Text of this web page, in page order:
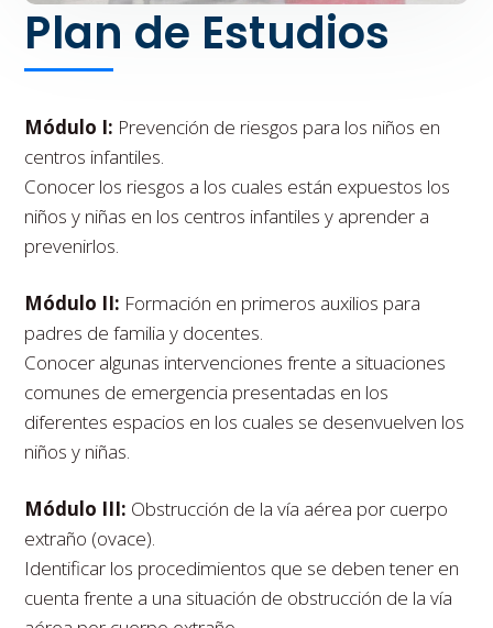
Plan de Estudios
Módulo I: Prevención de riesgos para los niños en
centros infantiles.
Conocer los riesgos a los cuales están expuestos los
niños y niñas en los centros infantiles y aprender a
prevenirlos.
Módulo II: Formación en primeros auxilios para
padres de familia y docentes.
Conocer algunas intervenciones frente a situaciones
comunes de emergencia presentadas en los
diferentes espacios en los cuales se desenvuelven los
niños y niñas.
Módulo III: Obstrucción de la vía aérea por cuerpo
extraño (ovace).
Identificar los procedimientos que se deben tener en
cuenta frente a una situación de obstrucción de la vía